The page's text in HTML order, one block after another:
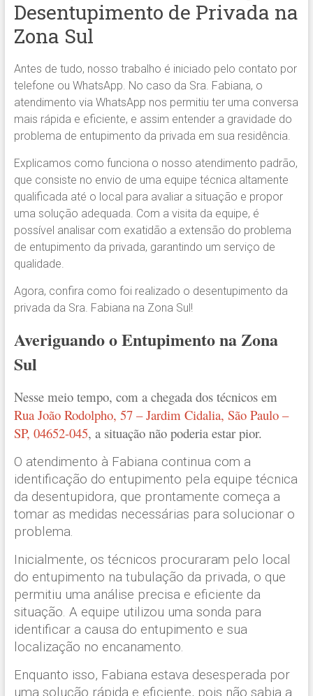
Desentupimento de Privada na
Zona Sul
Antes de tudo, nosso trabalho é iniciado pelo contato por
telefone ou WhatsApp. No caso da Sra. Fabiana, o
atendimento via WhatsApp nos permitiu ter uma conversa
mais rápida e eficiente, e assim entender a gravidade do
problema de entupimento da privada em sua residência.
Explicamos como funciona o nosso atendimento padrão,
que consiste no envio de uma equipe técnica altamente
qualificada até o local para avaliar a situação e propor
uma solução adequada. Com a visita da equipe, é
possível analisar com exatidão a extensão do problema
de entupimento da privada, garantindo um serviço de
qualidade.
Agora, confira como foi realizado o desentupimento da
privada da Sra. Fabiana na Zona Sul!
Averiguando o Entupimento na Zona
Sul
Nesse meio tempo, com a chegada dos técnicos em
Rua João Rodolpho, 57 – Jardim Cidalia, São Paulo –
SP, 04652-045, a situação não poderia estar pior.
O atendimento à Fabiana continua com a
identificação do entupimento pela equipe técnica
da desentupidora, que prontamente começa a
tomar as medidas necessárias para solucionar o
problema.
Inicialmente, os técnicos procuraram pelo local
do entupimento na tubulação da privada, o que
permitiu uma análise precisa e eficiente da
situação. A equipe utilizou uma sonda para
identificar a causa do entupimento e sua
localização no encanamento.
Enquanto isso, Fabiana estava desesperada por
uma solução rápida e eficiente, pois não sabia a